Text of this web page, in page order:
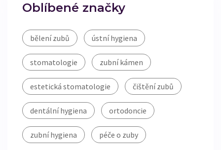
Oblíbené značky
bělení zubů ústní hygiena
stomatologie zubní kámen
estetická stomatologie čištění zubů
dentální hygiena ortodoncie
zubní hygiena péče o zuby